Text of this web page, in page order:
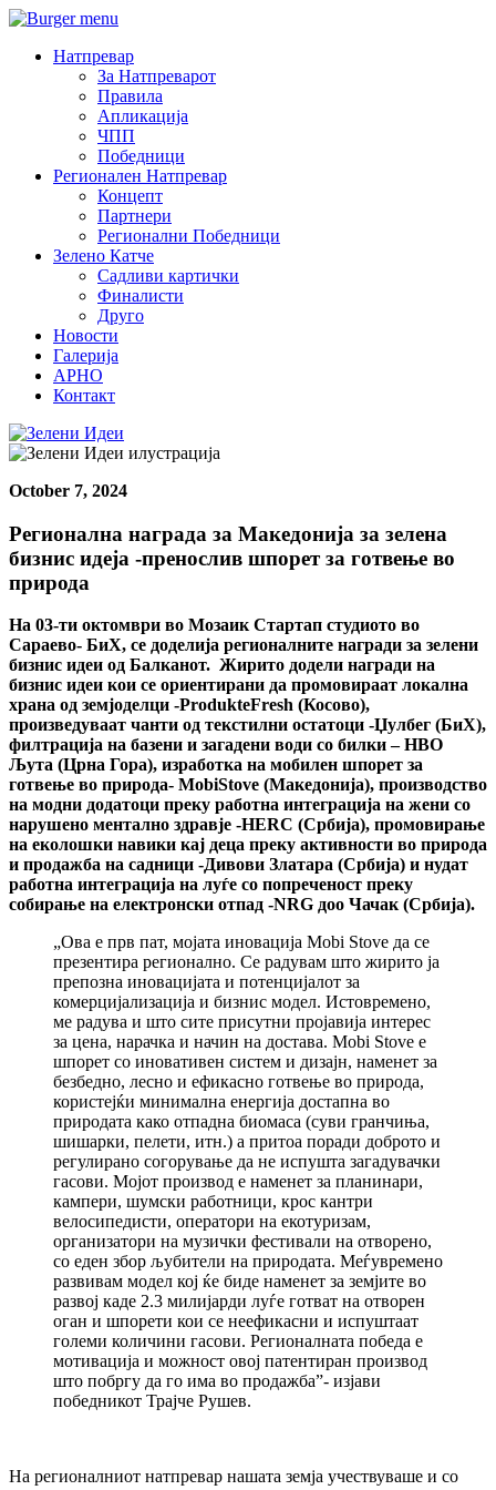
Натпревар
За Натпреварот
Правила
Апликација
ЧПП
Победници
Регионален Натпревар
Концепт
Партнери
Регионални Победници
Зелено Катче
Садливи картички
Финалисти
Друго
Новости
Галерија
АРНО
Контакт
October 7, 2024
Регионална награда за Македонија за зелена
бизнис идеја -пренослив шпорет за готвење во
природа
На 03-ти oктомври во Мозаик Стартап студиото во
Сараево- БиХ, се доделија регионалните награди за зелени
бизнис идеи од Балканот. Жирито додели награди на
бизнис идеи кои се ориентирани да промовираат локална
храна од земјоделци -ProdukteFresh (Косово),
произведуваат чанти од текстилни остатоци -Џулбег (БиХ),
филтрација на базени и загадени води со билки – НВО
Љута (Црна Гора), изработка на мобилен шпорет за
готвење во природа- MobiStove (Македонија), производство
на модни додатоци преку работна интеграција на жени со
нарушено ментално здравје -HERC (Србија), промовирање
на еколошки навики кај деца преку активности во природа
и продажба на садници -Дивови Златара (Србија) и нудат
работна интеграција на луѓе со попреченост преку
собирање на електронски отпад -NRG доо Чачак (Србија).
„Ова е прв пат, мојата иновација Mobi Stove да се
презентира регионално. Се радувам што жирито ја
препозна иновацијата и потенцијалот за
комерцијализација и бизнис модел. Истовремено,
ме радува и што сите присутни пројавија интерес
за цена, нарачка и начин на достава. Mobi Stove е
шпорет со иновативен систем и дизајн, наменет за
безбедно, лесно и ефикасно готвење во природа,
користејќи минимална енергија достапна во
природата како отпадна биомаса (суви гранчиња,
шишарки, пелети, итн.) а притоа поради доброто и
регулирано согорување да не испушта загадувачки
гасови. Мојот производ е наменет за планинари,
кампери, шумски работници, крос кантри
велосипедисти, оператори на екотуризам,
организатори на музички фестивали на отворено,
со еден збор љубители на природата. Меѓувремено
развивам модел кој ќе биде наменет за земјите во
развој каде 2.3 милијарди луѓе готват на отворен
оган и шпорети кои се неефикасни и испуштаат
големи количини гасови. Регионалната победа е
мотивација и можност овој патентиран производ
што побргу да го има во продажба”- изјави
победникот Трајче Рушев.
На регионалниот натпревар нашата земја учествуваше и со